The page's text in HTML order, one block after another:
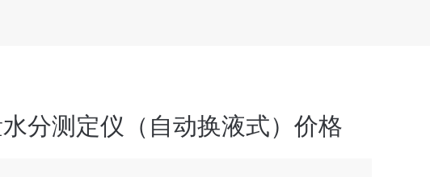
分测定仪（自动换液式）价格